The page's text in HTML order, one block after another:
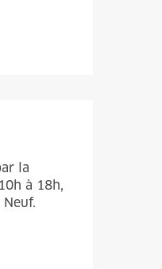
la
à 18h,